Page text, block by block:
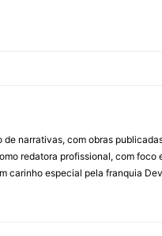
narrativas, com obras
redatora profissional, com foco
carinho especial pela franquia